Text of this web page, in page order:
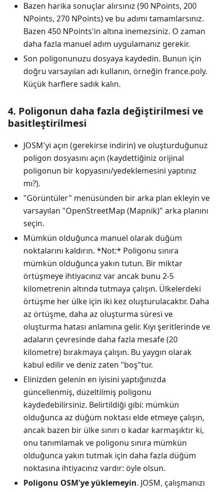
Bazen harika sonuçlar alırsınız (90 NPoints, 200
NPoints, 270 NPoints) ve bu adımı tamamlarsınız.
Bazen 450 NPoints'in altına inemezsiniz. O zaman
daha fazla manuel adım uygulamanız gerekir.
Son poligonunuzu dosyaya kaydedin. Bunun için
doğru varsayılan adı kullanın, örneğin france.poly.
Küçük harflere sadık kalın.
4. Poligonun daha fazla değiştirilmesi ve
basitleştirilmesi
JOSM'yi açın (gerekirse indirin) ve oluşturduğunuz
poligon dosyasını açın (kaydettiğiniz orijinal
poligonun bir kopyasını/yedeklemesini yaptınız
mı?).
"Görüntüler" menüsünden bir arka plan ekleyin ve
varsayılan "OpenStreetMap (Mapnik)" arka planını
seçin.
Mümkün olduğunca manuel olarak düğüm
noktalarını kaldırın. *Not:* Poligonu sınıra
mümkün olduğunca yakın tutun. Bir miktar
örtüşmeye ihtiyacınız var ancak bunu 2-5
kilometrenin altında tutmaya çalışın. Ülkelerdeki
örtüşme her ülke için iki kez oluşturulacaktır. Daha
az örtüşme, daha az oluşturma süresi ve
oluşturma hatası anlamına gelir. Kıyı şeritlerinde ve
adaların çevresinde daha fazla mesafe (20
kilometre) bırakmaya çalışın. Bu yaygın olarak
kabul edilir ve deniz zaten "boş"tur.
Elinizden gelenin en iyisini yaptığınızda
güncellenmiş, düzeltilmiş poligonu
kaydedebilirsiniz. Belirtildiği gibi: mümkün
olduğunca az düğüm noktası elde etmeye çalışın,
ancak bazen bir ülke sınırı o kadar karmaşıktır ki,
onu tanımlamak ve poligonu sınıra mümkün
olduğunca yakın tutmak için daha fazla düğüm
noktasına ihtiyacınız vardır: öyle olsun.
Poligonu OSM'ye yüklemeyin. JOSM, çalışmanızı